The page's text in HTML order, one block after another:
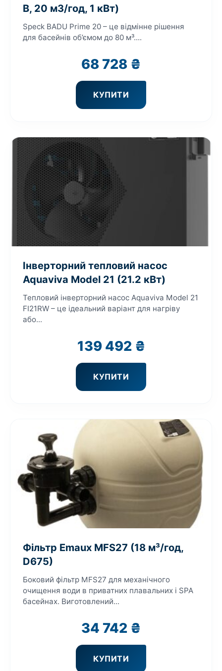
В, 20 м3/год, 1 кВт)
Speck BADU Prime 20 – це відмінне рішення
для басейнів об’ємом до 80 м³....
68 728 ₴
КУПИТИ
Інверторний тепловий насос
Aquaviva Model 21 (21.2 кВт)
Тепловий інверторний насос Aquaviva Model 21
FI21RW – це ідеальний варіант для нагріву
або...
139 492 ₴
КУПИТИ
Фільтр Emaux MFS27 (18 м³/год,
D675)
Боковий фільтр MFS27 для механічного
очищення води в приватних плавальних і SPA
басейнах. Виготовлений...
34 742 ₴
КУПИТИ